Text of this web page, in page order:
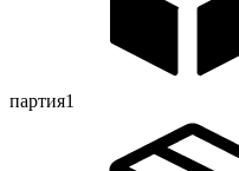
партия1